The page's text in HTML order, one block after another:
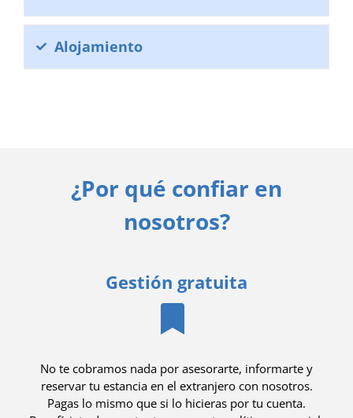
Alojamiento
¿Por qué confiar en
nosotros?
Gestión gratuita
No te cobramos nada por asesorarte, informarte y
reservar tu estancia en el extranjero con nosotros.
Pagas lo mismo que si lo hicieras por tu cuenta.